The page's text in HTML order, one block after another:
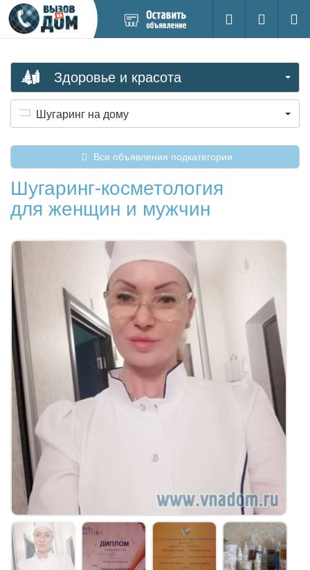
новое
Поиск
Вход на
Здоровье и красота
Шугаринг на дому
Все объявления подкатегории
Шугаринг-косметология
для женщин и мужчин